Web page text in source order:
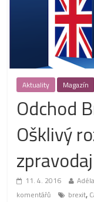
Aktuality Magazín
Odchod
Ošklivý
11. 4. 2016
komentářů
brexit,